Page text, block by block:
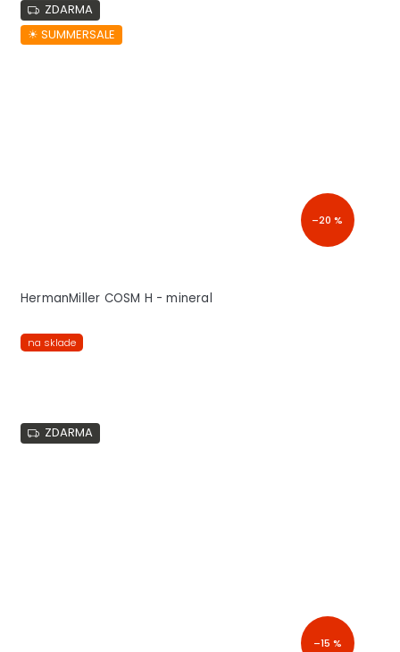
ZDARMA
☀︎ SUMMERSALE
–20 %
HermanMiller COSM H - mineral
na sklade
ZDARMA
–15 %